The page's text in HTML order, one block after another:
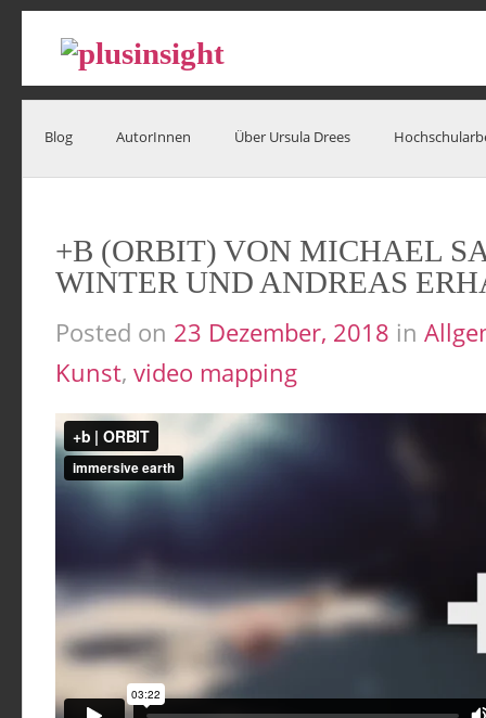
Blog AutorInnen Über Ursula Drees
+B (ORBIT) VON MICHAEL
WINTER UND ANDREAS
Posted on 23 Dezember, 2018 in
Kunst, video mapping